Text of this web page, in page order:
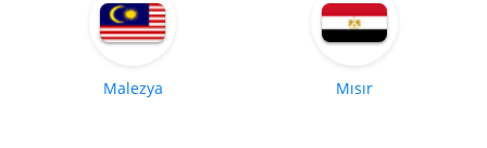
Malezya Mısır